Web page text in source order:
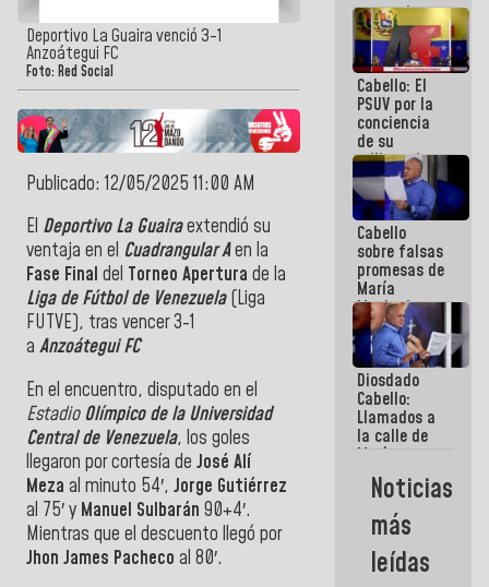
Deportivo La Guaira venció 3-1
Anzoátegui FC
Foto: Red Social
Publicado: 12/05/2025 11:00 AM
El Deportivo La Guairaextendió su
ventaja en el Cuadrangular Aen la
Fase Final del Torneo Apertura de la
Liga de Fútbol de Venezuela (Liga
FUTVE), tras vencer 3-1
a Anzoátegui FC
En el encuentro, disputado en el
EstadioOlímpico de la Universidad
Central de Venezuela, los goles
llegaron por cortesía de José Alí
Meza al minuto 54′, Jorge Gutiérrez
al 75′ y Manuel Sulbarán 90+4′.
Mientras que el descuento llegó por
Jhon James Pacheco al 80′.
programa
y mentiras
de María
Machado:
¡Créanle!
Cabello: El
PSUV por la
conciencia
de su
militancia
es la
organización
política más
sólida de
Venezuela
Cabello
sobre falsas
promesas de
María
Machado:
¿Quién le
puede creer?
¿Y la gente
que ella iba
a salvar en
La Guaira?
Diosdado
Cabello:
Llamados a
la calle de
María
Machado se
estrellaron
de frente
contra el
Pueblo
Noticias
más
leídas